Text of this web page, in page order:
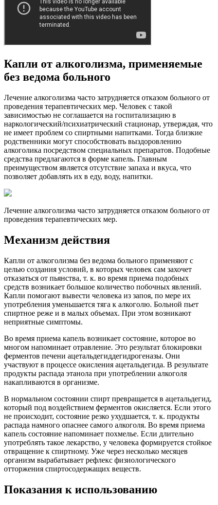
Капли от алкоголизма, применяемые
без ведома больного
Лечение алкоголизма часто затрудняется отказом больного от
проведения терапевтических мер. Человек с такой
зависимостью не соглашается на госпитализацию в
наркологический/психиатрический стационар, утверждая, что
не имеет проблем со спиртными напитками. Тогда близкие
родственники могут способствовать выздоровлению
алкоголика посредством специальных препаратов. Подобные
средства предлагаются в форме капель. Главным
преимуществом является отсутствие запаха и вкуса, что
позволяет добавлять их в еду, воду, напитки.
Лечение алкоголизма часто затрудняется отказом больного от
проведения терапевтических мер.
Механизм действия
Капли от алкоголизма без ведома больного применяют с
целью создания условий, в которых человек сам захочет
отказаться от пьянства, т. к. во время приема подобных
средств возникает большое количество побочных явлений.
Капли помогают вывести человека из запоя, по мере их
употребления уменьшается тяга к алкоголю. Больной пьет
спиртное реже и в малых объемах. При этом возникают
неприятные симптомы.
Во время приема капель возникает состояние, которое во
многом напоминает отравление. Это результат блокировки
ферментов печени ацетальдегиддегидрогеназы. Они
участвуют в процессе окисления ацетальдегида. В результате
продукты распада этанола при употреблении алкоголя
накапливаются в организме.
В нормальном состоянии спирт превращается в ацетальдегид,
который под воздействием ферментов окисляется. Если этого
не происходит, состояние резко ухудшается, т. к. продукты
распада намного опаснее самого алкоголя. Во время приема
капель состояние напоминает похмелье. Если длительно
употреблять такое лекарство, у человека формируется стойкое
отвращение к спиртному. Уже через несколько месяцев
организм вырабатывает рефлекс физиологического
отторжения спиртосодержащих веществ.
Показания к использованию